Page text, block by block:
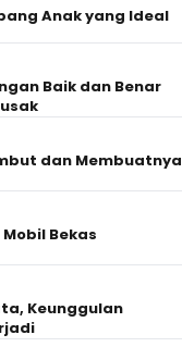
Anak yang Ideal
Baik dan Benar
dan Membuatnya
Bekas
Keunggulan